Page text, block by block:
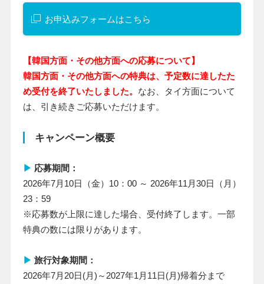
お申込みフォームはこちら
【韓国方面・その他方面への応募について】
韓国方面・その他方面への特典は、予定数に達したた
め受付を終了いたしました。 なお、タイ方面について
は、引き続きご応募いただけます。
キャンペーン概要
▶ 応募期間：
2026年7月 10日（金） 10： 00 ～ 2026年11 月 30日（月）
23： 59
※応募数が上限に達した場合、受付終了します。一部
特典の数には限りがあります。
▶ 旅行対象期間：
2026年7月 20日 (月 ) ～ 2027年1 月 11 日 (月 )帰着分まで